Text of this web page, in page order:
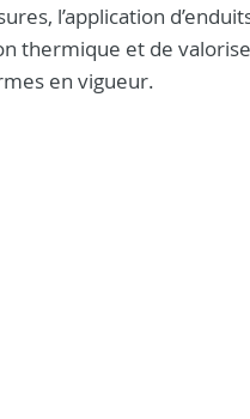
l’application
thermique et de
en vigueur.